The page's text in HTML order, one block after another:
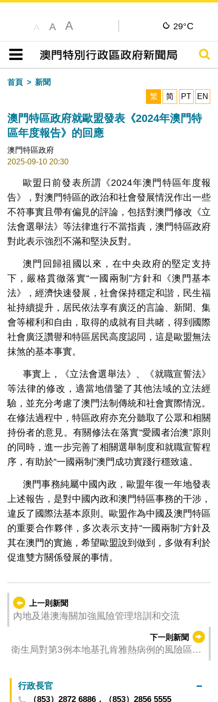
A A A 29°C
目錄
搜尋
首頁
新聞
繁
简 PT EN
澳門特區政府就歐盟發表《2024年澳門特
區年度報告》的回應
澳門特區政府
2025-09-10 20:30
歐盟日前發表所謂《2024年澳門特區年度報
告》，對澳門特區的政治和社會發展情況作出一些
不符事實且帶有偏見的評論，包括對澳門修改《立
法會選舉法》等法律進行不當指責，澳門特區政府
對此表示強烈不滿和堅決反對。
澳門回歸祖國以來，在中央政府的堅定支持
下，嚴格貫徹落實“一國兩制”方針和《澳門基本
法》，經濟快速發展，社會保持穩定和諧，民生福
祉持續提升，居民依法享有廣泛的言論、新聞、集
會等權利和自由，取得的成就有目共睹，得到國際
社會廣泛讚譽和特區居民高度認同，這是歐盟無法
抹煞的基本事實。
事實上，《立法會選舉法》、《就職宣誓法》
等法律的修改，適當地借鑒了其他法域的立法經
驗，並充分考慮了澳門法制傳統和社會實際情況。
在修法過程中，特區政府亦充分聽取了公眾和相關
持份者的意見。有關修法在落實“愛國者治澳”原則
的同時，進一步完善了相關選舉制度和就職宣誓程
序，有助於“一國兩制”澳門成功實踐行穩致遠。
澳門事務純屬中國內政，歐盟年復一年地發表
上述報告，是對中國內政和澳門特區事務的干涉，
違反了國際法基本原則。歐盟作為中國及澳門特區
的重要合作夥伴，多次表示支持“一國兩制”方針及
其在澳門的實施，希望歐盟說到做到，多做有利於
促進雙方關係發展的事情。
上一則新聞
內地及港澳海關加強風險管理培訓和交流
下一則新聞
衛生局對第3例本地基孔肯雅熱病例的風險區域
行政長官
（853）2872 6886，（853）2856 5555